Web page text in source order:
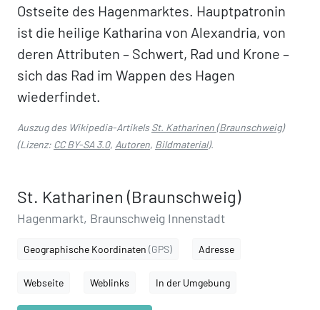
Ostseite des Hagenmarktes. Hauptpatronin
ist die heilige Katharina von Alexandria, von
deren Attributen – Schwert, Rad und Krone –
sich das Rad im Wappen des Hagen
wiederfindet.
Auszug des Wikipedia-ArtikelsSt. Katharinen (Braunschweig)
(Lizenz: CC BY-SA 3.0, Autoren, Bildmaterial).
St. Katharinen (Braunschweig)
Hagenmarkt, Braunschweig Innenstadt
Geographische Koordinaten (GPS) Adresse
Webseite Weblinks In der Umgebung